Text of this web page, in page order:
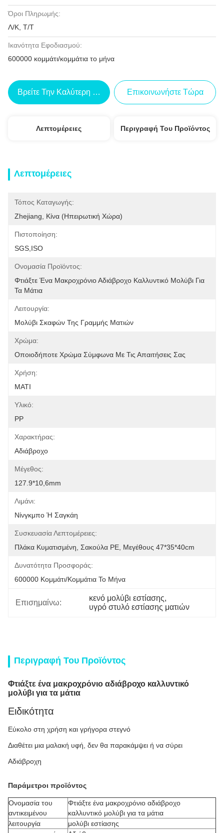
Όροι Πληρωμής:
Λ/Κ, Τ/Τ
Ικανότητα Εφοδιασμού:
600000 κομμάτι/κομμάτια το μήνα
Βρείτε Την Καλύτερη Τιμή Επικοινωνήστε Τώρα
Λεπτομέρειες Περιγραφή Του Προϊόντος
Λεπτομέρειες
Τόπος Καταγωγής:
Zhejiang, Κίνα (ηπειρωτική Χώρα)
Πιστοποίηση:
SGS,ISO
Ονομασία Προϊόντος:
Φτιάξτε Ένα Μακροχρόνιο Αδιάβροχο Καλλυντικό Μολύβι Για
Τα Μάτια
Λειτουργία:
Μολύβι Σκαφών Της Γραμμής Ματιών
Χρώμα:
Οποιοδήποτε Χρώμα Σύμφωνα Με Τις Απαιτήσεις Σας
Χρήση:
ΜΑΤΙ
Υλικό:
PP
Χαρακτήρας:
Αδιάβροχο
Μέγεθος:
127.9*10,6mm
Λιμάνι:
Νίνγκμπο Ή Σαγκάη
Συσκευασία Λεπτομέρειες:
Πλάκα Κυματισμένη, Σακούλα PE, Μεγέθους 47*35*40cm
Δυνατότητα Προσφοράς:
600000 Κομμάτι/κομμάτια Το Μήνα
Επισημαίνω:
κενό μολύβι εστίασης,
υγρό στυλό εστίασης ματιών
Περιγραφή Του Προϊόντος
Φτιάξτε ένα μακροχρόνιο αδιάβροχο καλλυντικό
μολύβι για τα μάτια
Ειδικότητα
Εύκολο στη χρήση και γρήγορα στεγνό
Διαθέτει μια μαλακή υφή, δεν θα παρακάμψει ή να σύρει
Αδιάβροχη
Παράμετροι προϊόντος
Ονομασία του
αντικειμένου
Φτιάξτε ένα μακροχρόνιο αδιάβροχο
καλλυντικό μολύβι για τα μάτια
λειτουργία
μολύβι εστίασης